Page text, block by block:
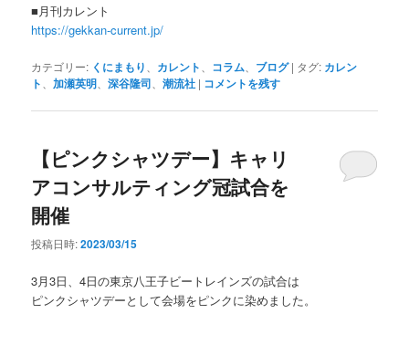
■月刊カレント
https://gekkan-current.jp/
カテゴリー: くにまもり カレント コラム ブログ | タグ: カレン
ト
、加瀬英明 、深谷隆司 、潮流社 | コメントを残す
【ピンクシャツデー】キャリ
アコンサルティング冠試合を
開催
投稿日時:2023/03/15
3月3日、4日の東京八王子ビートレインズの試合は
ピンクシャツデーとして会場をピンクに染めました。